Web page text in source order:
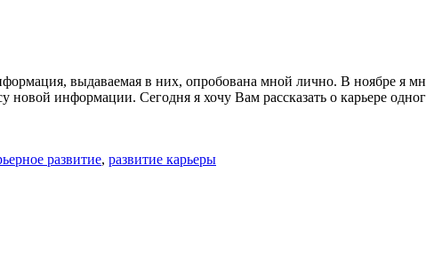
выдаваемая в них, опробована мной лично. В ноябре я
информации. Сегодня я хочу Вам рассказать о карьере
развитие, развитие карьеры